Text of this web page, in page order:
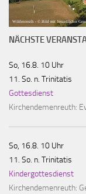
Wildenreuth - © Bild mit freundlicher
NÄCHSTE
So, 16.8. 10 Uhr
11. So. n. Trinitatis
Gottesdienst
Kirchendemenreuth:
So, 16.8. 10 Uhr
11. So. n. Trinitatis
Kindergottesdienst
Kirchendemenreuth: